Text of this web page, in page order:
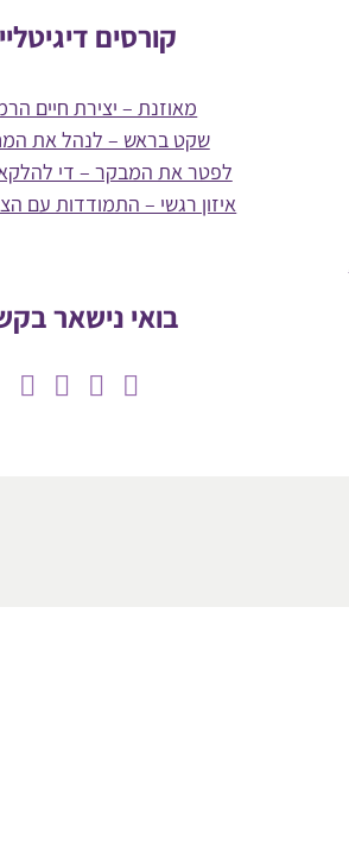
קורסים
מאוזנת – יצירת חיים
שקט בראש – לנהל את
לפטר את המבקר – די
איזון רגשי – התמודדות עם
בואי נישאר